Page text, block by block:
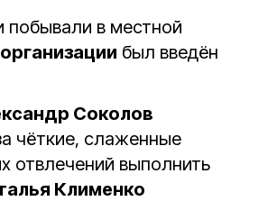
побывали в местной
был введён
Соколов
чёткие, слаженные
отвлечений выполнить
Клименко